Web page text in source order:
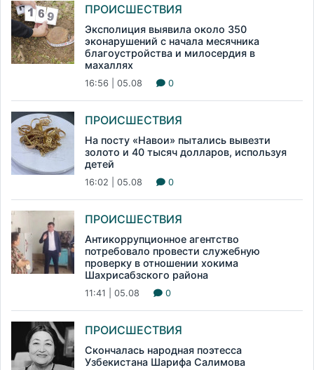
ПРОИСШЕСТВИЯ
Эксполиция выявила около 350
эконарушений с начала месячника
благоустройства и милосердия в
махаллях
16:56 | 05.08 0
ПРОИСШЕСТВИЯ
На посту «Навои» пытались вывезти
золото и 40 тысяч долларов, используя
детей
16:02 | 05.08 0
ПРОИСШЕСТВИЯ
Антикоррупционное агентство
потребовало провести служебную
проверку в отношении хокима
Шахрисабзского района
11:41 | 05.08 0
ПРОИСШЕСТВИЯ
Скончалась народная поэтесса
Узбекистана Шарифа Салимова